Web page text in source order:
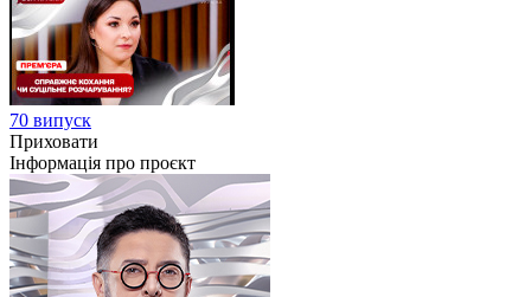
70 випуск
Приховати
Інформація про проєкт